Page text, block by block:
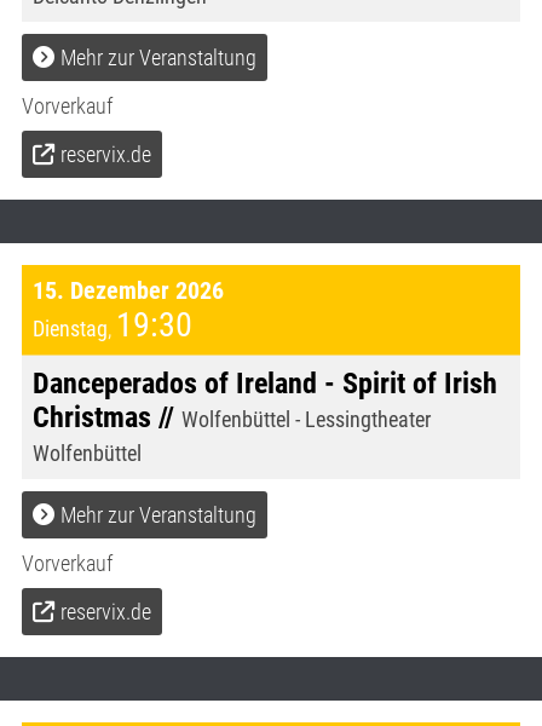
Mehr zur Veranstaltung
Vorverkauf
reservix.de
15. Dezember 2026
Dienstag, 19:30
Danceperados of Ireland - Spirit of Irish
Christmas // Wolfenbüttel - Lessingtheater
Wolfenbüttel
Mehr zur Veranstaltung
Vorverkauf
reservix.de